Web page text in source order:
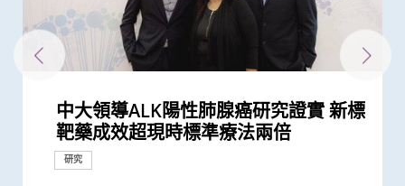
中大領導ALK陽性肺腺癌研究證實 新標
靶藥成效超現時標準療法兩倍
研究
中大率國際研究 訂治療肺癌基因變異
新典範
研究
中大醫學院與國際肺癌研究團隊發現
相比傳統治療 標靶治療可延長晚期非
小細胞肺癌患者的無惡化存活期逾一倍
中大醫學院與國際肺癌團隊測試免疫治
療結合化療成效 為轉移性非小細胞肺
癌患者開發新治療方案
中大醫學院莫樹錦教授成首位來自亞洲
學府學者獲全球「腫瘤學巨人」稱譽
表彰他推動全球肺癌研究及治療的傑...
中大證新治療方案較常規治療有效延長
晚期肺癌病人存活期
研究
中大研究獲世界頂尖醫學期刊推崇
獎項及榮譽
中大與多名全球專家共同牽頭跨國肺癌
研究 逾半晚期ALK陽性肺癌病人七年無
惡化 因特定基因異常而引起的肺癌有...
中大領導國際研究證實內地研發藥物
D3S-001抗癌成效 有效治療肺癌、結直
腸癌、胰腺癌等多種實體腫瘤
中大醫學院成功破解肺癌免疫抑制關鍵
將血液中「中性粒細胞」轉化成新一代
抗癌療法
中大與國際團隊領導肺癌研究 證實
Lorlatinib可成為ALK陽性晚期非小細
胞肺癌一線治療
中大醫學院聯同韓國知名學府為肺癌免
疫療法開發人工智能分析工具
研究
中大醫學院與四川大學華西臨床醫學院
共同領導全球首個 人體CRISPR基因編
輯治療肺癌臨床試驗 證實修改T細胞...
莫樹錦教授獲歐洲腫瘤學會頒發「終身
成就獎」全球第一人將晚期肺癌治療
「個人化」 被譽為「腫瘤學傳奇」
基因解碼成就「個人化醫學」 未來醫
學路前瞻：從科學研究到臨床應用
研究
中大李樹芬醫學基金腫瘤學教授莫樹錦
教授就職演講「向肺癌宣戰」
研討會
中大成功拆解肝癌免疫治療耐藥性機制
揭一種免疫細胞具「除廢餵食」新功能
助癌細胞耐藥性
中大研發經動脈碘栓塞化療無水新藥物
配方治療肝細胞癌 無惡化存活期顯著
延長一倍
中大醫學院研發mRNA藥物治療鼻咽癌
研究
中大醫學院研究應對肝癌免疫治療的抗
藥性
研究
中大發現造血調節因子在腫瘤微環境的
重要角色 為肺癌帶來新的治療靶點
研究
中大完成全球首例機械人輔助支氣管鏡
微波消融術治療肺轉移
外科創新技術
中大卓越兒童健康研究所成功結合藥物
及基因測試 實現「精準個人化治療」
為難治型兒童血癌患者帶來新希望
中大研發嶄新治療組合 帶領亞洲策略
性抗擊膽管癌
研究
中大成功完成混合手術室機械人輔助支
氣管鏡檢查手術 美國以外首例
外科創新技術
中大醫學院發現東亞地區肺癌發病率及
死亡率冠絕全球
研究
中大拆解為急性上消化道出血患者進行
內鏡檢查的時間謎團
研究
澄清 -- 聲稱為莫樹錦教授署名文章証實
為假冒
回應
中大將開展最新「細胞治療」臨床研究
首階段引入CAR-T治療血癌新方法
研究
中大成功應用混合手術室「經氣管微波
消融術」 無創治肺癌成亞太首例
外科創新技術
中大腫瘤學系獲國際肺癌研究協會頒發
「傑出癌症關顧團隊」獎項
獎項及榮譽
中大利用「混合手術室」結合「電磁導
航支氣管鏡」技術 實時影像追蹤及抽
取微細病變組織 能診治少至2毫米...
中大率跨國研究證實免疫療法對晚期鼻
咽癌病人有效
研究
中大研究證「消融化療栓塞術」有效延
長肝癌患者無惡化存活期兩倍
研究
中大兩研究獲國家科學技術獎勵
獎項及榮譽
中大成功破解鼻咽癌全基因組圖譜 突
破性結果有助發展個人化治療
研究
中大與全球30多國專家合作研究 發現
小中風新藥物療法
研究
中大與多國中風專家領導一項全球研究
發現及早評估與治療「小中風」可降低
七成中風風險
盧煜明教授獲國際獎項 表揚其在個人
化醫學領域上傑出成就
獎項及榮譽
中大證實無創性手術能有效治療腦動靜
脈畸形
臨床服務